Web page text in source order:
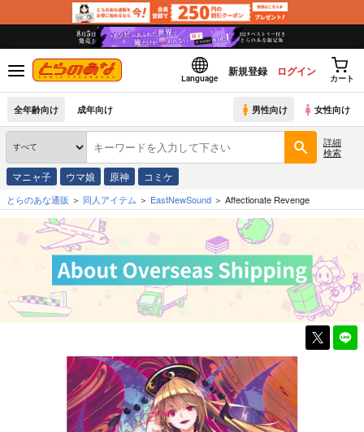
Language
新規登録 ログイン
カート
全年齢向け 成年向け 男性向け 女性向け
詳細
検索
マニャ子 ウマ娘 原神 コミケ
とらのあな通販 同人アイテム EastNewSound Affectionate Revenge